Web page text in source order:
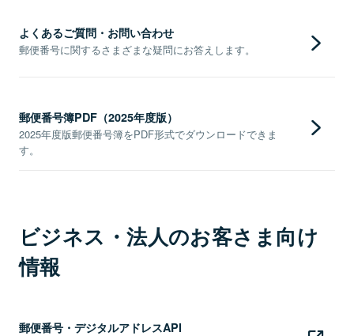
よくあるご質問・お問い合わせ
郵便番号に関するさまざまな疑問にお答えします。
郵便番号簿PDF（2025年度版）
2025年度版郵便番号簿をPDF形式でダウンロードできま
す。
ビジネス・法人のお客さま向け
情報
郵便番号・デジタルアドレスAPI